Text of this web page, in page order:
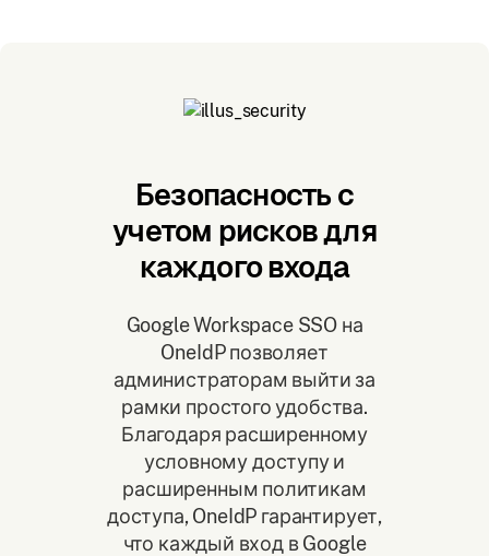
Безопасность с
учетом рисков для
каждого входа
Google Workspace SSO на
OneIdP позволяет
администраторам выйти за
рамки простого удобства.
Благодаря расширенному
условному доступу и
расширенным политикам
доступа, OneIdP гарантирует,
что каждый вход в Google